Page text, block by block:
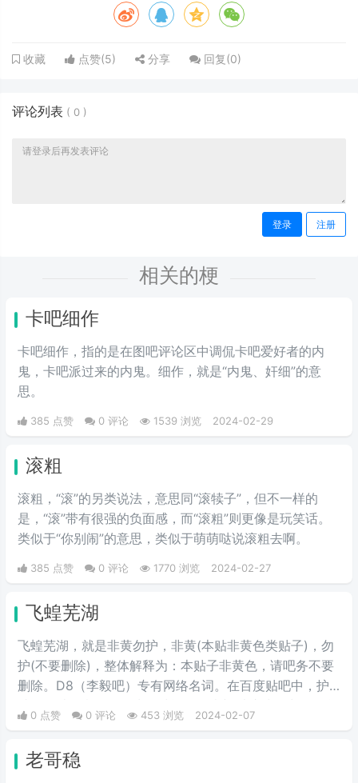
收藏 点赞(5) 分享 回复(0)
评论列表 ( 0 )
登录 注册
相关的梗
卡吧细作
卡吧细作，指的是在图吧评论区中调侃卡吧爱好者的内
鬼，卡吧派过来的内鬼。细作，就是“内鬼、奸细”的意
思。
385 点赞 0 评论 1539 浏览 2024-02-29
滚粗
滚粗，“滚”的另类说法，意思同“滚犊子”，但不一样的
是，“滚”带有很强的负面感，而“滚粗”则更像是玩笑话。
类似于“你别闹”的意思，类似于萌萌哒说滚粗去啊。
385 点赞 0 评论 1770 浏览 2024-02-27
飞蝗芜湖
飞蝗芜湖，就是非黄勿护，非黄(本贴非黄色类贴子)，勿
护(不要删除)，整体解释为：本贴子非黄色，请吧务不要
删除。D8（李毅吧）专有网络名词。在百度贴吧中，护
就是删帖的意思，因为足球运动员李毅以护球而出名，所
以李毅吧绝大多数动词都用护来代替。意思就是某些吧友
被无情删除，就会加这么一句。
0 点赞 0 评论 453 浏览 2024-02-07
老哥稳